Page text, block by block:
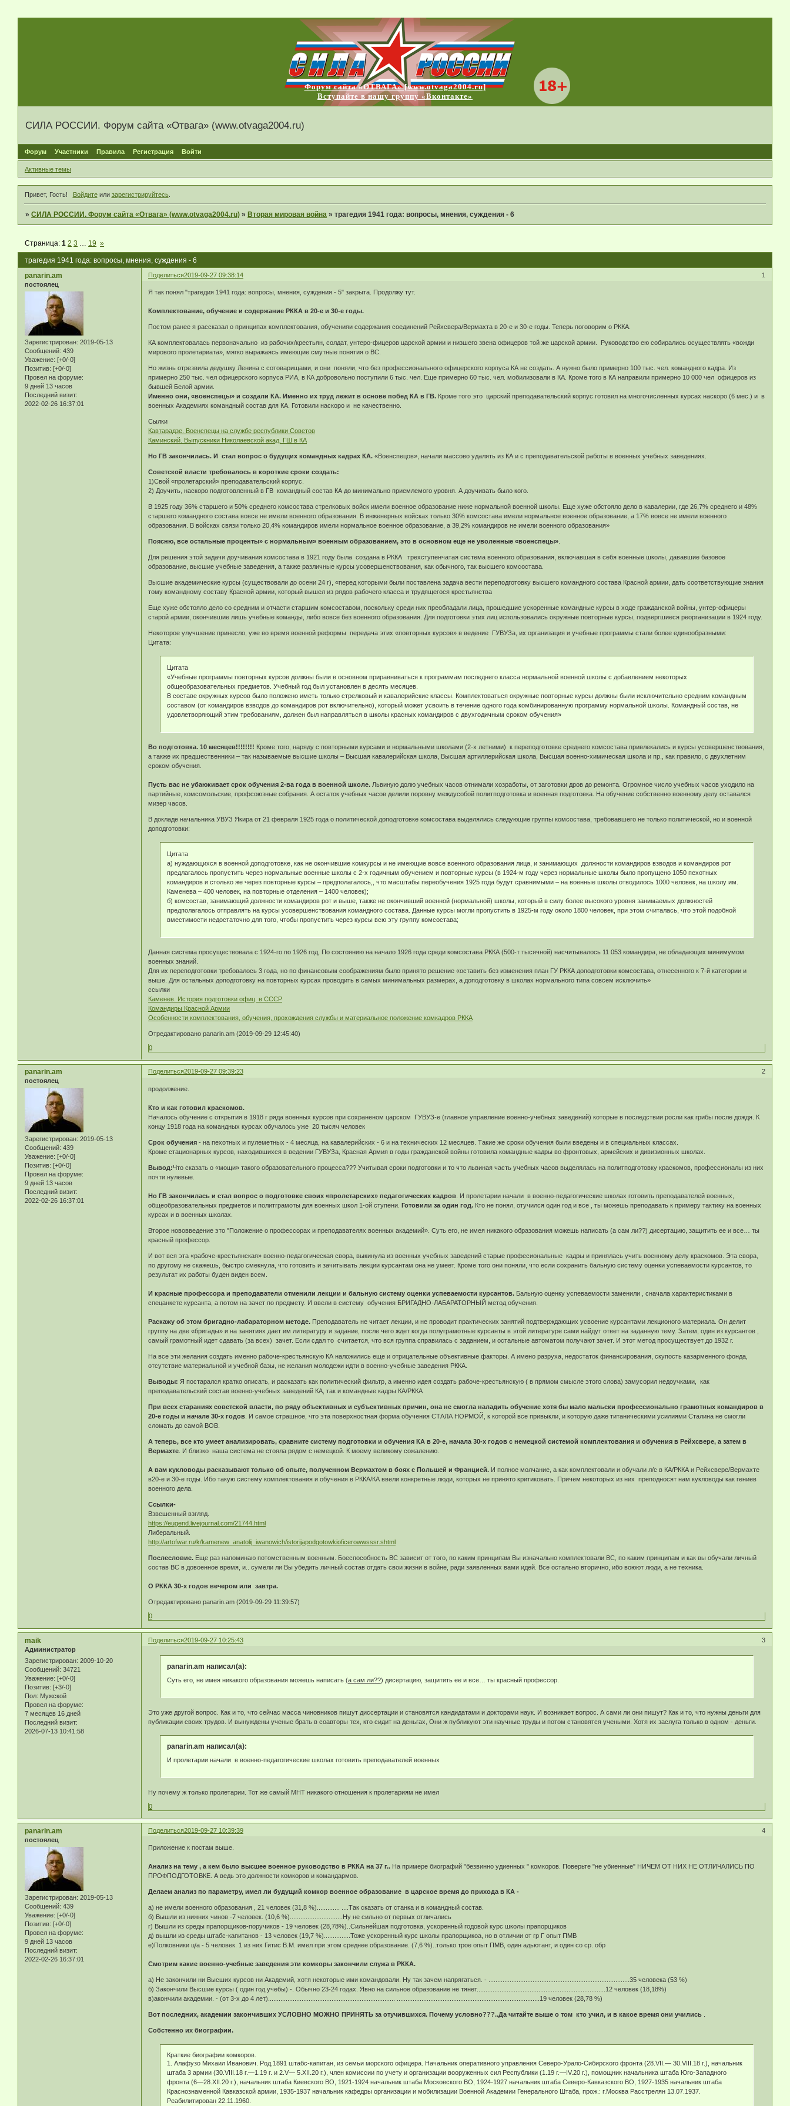
Форум сайта «ОТВАГА» [www.otvaga2004.ru]
Вступайте в нашу группу «Вконтакте»
СИЛА РОССИИ. Форум сайта «Отвага» (www.otvaga2004.ru)
Форум Участники Правила Регистрация Войти
Активные темы
Привет, Гость! Войдитеили зарегистрируйтесь.
»СИЛА РОССИИ. Форум сайта «Отвага» (www.otvaga2004.ru) » Вторая мировая война »трагедия 1941 года: вопросы, мнения, суждения - 6
трагедия 1941 года: вопросы, мнения, суждения - 6
Страница:1 2 3 19 »
Поделиться 1
2019-09-27 09:38:14
panarin.am
постоялец
Зарегистрирован: 2019-05-13
Сообщений: 439
Уважение: [+0/-0]
Позитив: [+0/-0]
Провел на форуме:
9 дней 13 часов
Последний визит:
2022-02-26 16:37:01
Я так понял "трагедия 1941 года: вопросы, мнения, суждения - 5" закрыта. Продолжу тут.
Комплектование, обучение и содержание РККА в 20-е и 30-е годы.
Постом ранее я рассказал о принципах комплектования, обученияи содержания соединений Рейхсвера/Вермахта в 20-е и 30-е годы. Теперь поговорим о РККА.
КА комплектовалась первоначально из рабочих/крестьян, солдат, унтеро-фицеров царской армии и низшего звена офицеров той же царской армии. Руководство ею собирались осуществлять «вожди
мирового пролетариата», мягко выражаясь имеющие смутные понятия о ВС.
Но жизнь отрезвила дедушку Ленина с сотоварищами, и они поняли, что без профессионального офицерского корпуса КА не создать. А нужно было примерно 100 тыс. чел. командного кадра. Из
примерно 250 тыс. чел офицерского корпуса РИА, в КА добровольно поступили 6 тыс. чел. Еще примерно 60 тыс. чел. мобилизовали в КА. Кроме того в КА направили примерно 10 000 чел офицеров из
бывшей Белой армии.
Именно они, «военспецы» и создали КА. Именно их труд лежит в основе побед КА в ГВ. Кроме того это царский преподавательский корпус готовил на многочисленных курсах наскоро (6 мес.) и в
военных Академиях командный состав для КА. Готовили наскоро и не качественно.
Сылки
Кавтарадзе. Военспецы на службе республики Советов
Каминский. Выпускники Николаевской акад. ГШ в КА
Но ГВ закончилась. И стал вопрос о будущих командных кадрах КА. «Военспецов», начали массово удалять из КА и с преподавательской работы в военных учебных заведениях.
Советской власти требовалось в короткие сроки создать:
1)Свой «пролетарский» преподавательский корпус.
2) Доучить, наскоро подготовленный в ГВ командный состав КА до минимально приемлемого уровня. А доучивать было кого.
В 1925 году 36% старшего и 50% среднего комсостава стрелковых войск имели военное образование ниже нормальной военной школы. Еще хуже обстояло дело в кавалерии, где 26,7% среднего и 48%
старшего командного состава вовсе не имели военного образования. В инженерных войсках только 30% комсостава имели нормальное военное образование, а 17% вовсе не имели военного
образования. В войсках связи только 20,4% командиров имели нормальное военное образование, а 39,2% командиров не имели военного образования»
Поясню, все остальные проценты» с нормальным» военным образованием, это в основном еще не уволенные «военспецы»
Для решения этой задачи доучивания комсостава в 1921 году была создана в РККА трехступенчатая система военного образования, включавшая в себя военные школы, дававшие базовое
образование, высшие учебные заведения, а также различные курсы усовершенствования, как обычного, так высшего комсостава.
Высшие академические курсы (существовали до осени 24 г), «перед которыми были поставлена задача вести переподготовку высшего командного состава Красной армии, дать соответствующие знания
тому командному составу Красной армии, который вышел из рядов рабочего класса и трудящегося крестьянства
Еще хуже обстояло дело со средним и отчасти старшим комсоставом, поскольку среди них преобладали лица, прошедшие ускоренные командные курсы в ходе гражданской войны, унтер-офицеры
старой армии, окончившие лишь учебные команды, либо вовсе без военного образования. Для подготовки этих лиц использовались окружные повторные курсы, подвергшиеся реорганизации в 1924 году.
Некоторое улучшение принесло, уже во время военной реформы передача этих «повторных курсов» в ведение ГУВУЗа, их организация и учебные программы стали более единообразными:
Цитата:
Цитата
«Учебные программы повторных курсов должны были в основном приравниваться к программам последнего класса нормальной военной школы с добавлением некоторых
общеобразовательных предметов. Учебный год был установлен в десять месяцев.
В составе окружных курсов было положено иметь только стрелковый и кавалерийские классы. Комплектоваться окружные повторные курсы должны были исключительно средним командным
составом (от командиров взводов до командиров рот включительно), который может усвоить в течение одного года комбинированную программу нормальной школы. Командный состав, не
удовлетворяющий этим требованиям, должен был направляться в школы красных командиров с двухгодичным сроком обучения»
Во подготовка. 10 месяцев!!!!!!!! Кроме того, наряду с повторными курсами и нормальными школами (2-х летними) к переподготовке среднего комсостава привлекались и курсы усовершенствования,
а также их предшественники – так называемые высшие школы – Высшая кавалерийская школа, Высшая артиллерийская школа, Высшая военно-химическая школа и пр., как правило, с двухлетним
сроком обучения.
Пусть вас не убаюкивает срок обучения 2-ва года в военной школе. Львиную долю учебных часов отнимали хозработы, от заготовки дров до ремонта. Огромное число учебных часов уходило на
партийные, комсомольские, профсоюзные собрания. А остаток учебных часов делили поровну междусобой политподготовка и военная подготовка. На обучение собственно военному делу оставался
мизер часов.
В докладе начальника УВУЗ Якира от 21 февраля 1925 года о политической доподготовке комсостава выделялись следующие группы комсостава, требовавшего не только политической, но и военной
доподготовки:
Цитата
а) нуждающихся в военной доподготовке, как не окончившие комкурсы и не имеющие вовсе военного образования лица, и занимающих должности командиров взводов и командиров рот
предлагалось пропустить через нормальные военные школы с 2-х годичным обучением и повторные курсы (в 1924-м году через нормальные школы было пропущено 1050 пехотных
командиров и столько же через повторные курсы – предполагалось,, что масштабы переобучения 1925 года будут сравнимыми – на военные школы отводилось 1000 человек, на школу им.
Каменева – 400 человек, на повторные отделения – 1400 человек);
б) комсостав, занимающий должности командиров рот и выше, также не окончивший военной (нормальной) школы, который в силу более высокого уровня занимаемых должностей
предполагалось отправлять на курсы усовершенствования командного состава. Данные курсы могли пропустить в 1925-м году около 1800 человек, при этом считалась, что этой подобной
вместимости недостаточно для того, чтобы пропустить через курсы всю эту группу комсостава;
Данная система просуществовала с 1924-го по 1926 год, По состоянию на начало 1926 года среди комсостава РККА (500-т тысячной) насчитывалось 11 053 командира, не обладающих минимумом
военных знаний.
Для их переподготовки требовалось 3 года, но по финансовым соображениям было принято решение «оставить без изменения план ГУ РККА доподготовки комсостава, отнесенного к 7-й категории и
выше. Для остальных доподготовку на повторных курсах проводить в самых минимальных размерах, а доподготовку в школах нормального типа совсем исключить»
ссылки
Каменев. История подготовки офиц. в СССР
Командиры Красной Армии
Особенности комплектования, обучения, прохождения службы и материальное положение комкадров РККА
Отредактировано panarin.am (2019-09-29 12:45:40)
0
Поделиться 2
2019-09-27 09:39:23
panarin.am
постоялец
Зарегистрирован: 2019-05-13
Сообщений: 439
Уважение: [+0/-0]
Позитив: [+0/-0]
Провел на форуме:
9 дней 13 часов
Последний визит:
2022-02-26 16:37:01
продолжение.
Кто и как готовил краскомов.
Началось обучение с открытия в 1918 г ряда военных курсов при сохраненом царском ГУВУЗ-е (главное управление военно-учебных заведений) которые в последствии росли как грибы после дождя. К
концу 1918 года на командных курсах обучалось уже 20 тысяч человек
Срок обучения - на пехотных и пулеметных - 4 месяца, на кавалерийских - 6 и на технических 12 месяцев. Такие же сроки обучения были введены и в специальных классах.
Кроме стационарных курсов, находившихся в ведении ГУВУЗа, Красная Армия в годы гражданской войны готовила командные кадры во фронтовых, армейских и дивизионных школах.
Вывод:Что сказать о «мощи» такого образовательного процесса??? Учитывая сроки подготовки и то что львиная часть учебных часов выделялась на политподготовку краскомов, профессионалы из них
почти нулевые.
Но ГВ закончилась и стал вопрос о подготовке своих «пролетарских» педагогических кадров . И пролетарии начали в военно-педагогические школах готовить преподавателей военных,
общеобразовательных предметов и политграмоты для военных школ 1-ой ступени.Готовили за один год. Кто не понял, отучился один год и все , ты можешь преподавать к примеру тактику на военных
курсах и в военных школах.
Второе нововведение это "Положение о профессорах и преподавателях военных академий». Суть его, не имея никакого образования можешь написать (а сам ли??) дисертацию, защитить ее и все… ты
красный профессор.
И вот вся эта «рабоче-крестьянская» военно-педагогическая свора, выкинула из военных учебных заведений старые професиональные кадры и принялась учить военному делу краскомов. Эта свора,
по другому не скажешь, быстро смекнула, что готовить и зачитывать лекции курсантам она не умеет. Кроме того они поняли, что если сохранить бальную систему оценки успеваемости курсантов, то
результат их работы буден виден всем.
И красные профессора и преподаватели отменили лекции и бальную систему оценки успеваемости курсантов. Бальную оценку успеваемости заменили , сначала характеристиками в
спецанкете курсанта, а потом на зачет по предмету. И ввели в систему обучения БРИГАДНО-ЛАБАРАТОРНЫЙ метод обучения.
Раскажу об этом бригадно-лабараторном методе. Преподаватель не читает лекции, и не проводит практических занятий подтверждающих усвоение курсантами лекционого материала. Он делит
группу на две «бригады» и на занятиях дает им литературу и задание, после чего ждет когда полуграмотные курсанты в этой литературе сами найдут ответ на заданную тему. Затем, один из курсантов ,
самый грамотный идет сдавать (за всех) зачет. Если сдал то считается, что вся группа справилась с заданием, и остальные автоматом получают зачет. И этот метод просуществует до 1932 г.
На все эти желания создать именно рабоче-крестьянскую КА наложились еще и отрицательные объективные факторы. А имено разруха, недостаток финансирования, скупость казарменного фонда,
отсутствие материальной и учебной базы, не желания молодежи идти в военно-учебные заведения РККА.
Выводы: Я постарался кратко описать, и расказать как политический фильтр, а именно идея создать рабоче-крестьянскую ( в прямом смысле этого слова) замусорил недоучками, как
преподавательский состав военно-учебных заведений КА, так и командные кадры КА/РККА
При всех стараниях советской власти, по ряду объективных и субъективных причин, она не смогла наладить обучение хотя бы мало мальски профессионально грамотных командиров в
20-е годы и начале 30-х годов . И самое страшное, что эта поверхностная форма обучения СТАЛА НОРМОЙ, к которой все привыкли, и которую даже титаническими усилиями Сталина не смогли
сломать до самой ВОВ.
А теперь, все кто умеет анализировать, сравните систему подготовки и обучения КА в 20-е, начала 30-х годов с немецкой системой комплектования и обучения в Рейхсвере, а затем в
Вермахте . И близко наша система не стояла рядом с немецкой. К моему великому сожалению.
А вам кукловоды расказывают только об опыте, полученном Вермахтом в боях с Польшей и Францией. И полное молчание, а как комплектовали и обучали л/с в КА/РККА и Рейхсвере/Вермахте
в20-е и 30-е годы. Ибо такую систему комплектования и обучения в РККА/КА ввели конкретные люди, которых не принято критиковать. Причем некоторых из них преподносят нам кукловоды как гениев
военного дела.
Ссылки-
Взвешенный взгляд.
https://eugend.livejournal.com/21744.html
Либеральный.
http://artofwar.ru/k/kamenew_anatolij_iwanowich/istorijapodgotowkioficerowwsssr.shtml
Послесловие. Еще раз напоминаю потомственным военным. Боеспособность ВС зависит от того, по каким принципам Вы изначально комплектовали ВС, по каким принципам и как вы обучали личный
состав ВС в довоенное время, и.. сумели ли Вы убедить личный состав отдать свои жизни в войне, ради заявленных вами идей. Все остально вторично, ибо воюют люди, а не техника.
О РККА 30-х годов вечером или завтра.
Отредактировано panarin.am (2019-09-29 11:39:57)
0
Поделиться 3
2019-09-27 10:25:43
maik
Администратор
Зарегистрирован: 2009-10-20
Сообщений: 34721
Уважение: [+0/-0]
Позитив: [+3/-0]
Пол: Мужской
Провел на форуме:
7 месяцев 16 дней
Последний визит:
2026-07-13 10:41:58
panarin.am написал(а):
Суть его, не имея никакого образования можешь написать (а сам ли??) дисертацию, защитить ее и все… ты красный профессор.
Это уже другой вопрос. Как и то, что сейчас масса чиновников пишут диссертации и становятся кандидатами и докторами наук. И возникает вопрос. А сами ли они пишут? Как и то, что нужны деньги для
публикации своих трудов. И вынуждены ученые брать в соавторы тех, кто сидит на деньгах, Они ж публикуют эти научные труды и потом становятся учеными. Хотя их заслуга только в одном - деньги.
panarin.am написал(а):
И пролетарии начали в военно-педагогические школах готовить преподавателей военных
Ну почему ж только пролетарии. Тот же самый МНТ никакого отношения к пролетариям не имел
0
Поделиться 4
2019-09-27 10:39:39
panarin.am
постоялец
Зарегистрирован: 2019-05-13
Сообщений: 439
Уважение: [+0/-0]
Позитив: [+0/-0]
Провел на форуме:
9 дней 13 часов
Последний визит:
2022-02-26 16:37:01
Приложение к постам выше.
Анализ на тему , а кем было высшее военное руководство в РККА на 37 г.. На примере биографий "безвинно удиенных " комкоров. Поверьте "не убиенные" НИЧЕМ ОТ НИХ НЕ ОТЛИЧАЛИСЬ ПО
ПРОФПОДГОТОВКЕ. А ведь это должности комкоров и командармов.
Делаем анализ по параметру, имел ли будущий комкор военное образование в царское время до прихода в КА -
а) не имели военного образования , 21 человек (31,8 %)............. ....Так сказать от станка и в командный состав.
б) Вышли из нижних чинов -7 человек. (10,6 %)..............................Ну не сильно от первых отличались
г) Вышли из среды прапорщиков-поручиков - 19 человек (28,78%)..Сильнейшая подготовка, ускоренный годовой курс школы прапорщиков
д) вышли из среды штабс-капитанов - 13 человек (19,7 %)...............Тоже ускоренный курс школы прапорщикоа, но в отличии от гр Г опыт ПМВ
е)Полковники ц/а - 5 человек. 1 из них Гитис В.М. имел при этом среднее образование. (7,6 %)..только трое опыт ПМВ, один адьютант, и один со ср. обр
Смотрим какие военно-учебные заведения эти комкоры закончили служа в РККА.
а) Не закончили ни Высших курсов ни Академий, хотя некоторые ими командовали. Ну так зачем напрягаться. - ................................................................................35 человека (53 %)
б) Закончили Высшие курсы ( один год учебы) -. Обычно 23-24 годах. Явно на сильное образование не тянет.........................................................................12 человек (18,18%)
в)акончили академии. - (от 3-х до 4 лет)........................................................................ .................................................................................19 человек (28,78 %)
Вот последних, академии закончивших УСЛОВНО МОЖНО ПРИНЯТЬ за отучившихся. Почему условно???..Да читайте выше о том кто учил, и в какое время они учились
Собстенно их биографии.
Краткие биографии комкоров.
1. Алафузо Михаил Иванович. Род.1891 штабс-капитан, из семьи морского офицера. Начальник оперативного управления Северо-Урало-Сибирского фронта (28.VII.— 30.VIII.18 г.), начальник
штаба 3 армии (30.VIII.18 г.—1.19 г. и 2.V— 5.XII.20 г.), член комиссии по учету и организации вооруженных сил Республики (1.19 г.—IV.20 г.), помощник начальника штаба Юго-Западного
фронта (6—28.XII.20 г.), начальник штаба Киевского ВО, 1921-1924 начальник штаба Московского ВО, 1924-1927 начальник штаба Северо-Кавказского ВО, 1927-1935 начальник штаба
Краснознаменной Кавказской армии, 1935-1937 начальник кафедры организации и мобилизации Военной Академии Генерального Штаба, прож.: г.Москва Расстрелян 13.07.1937.
Реабилитирован 22.11.1960.